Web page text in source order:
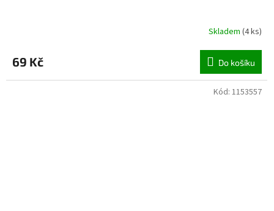
Skladem (4 ks)
69 Kč Do košíku
Kód: 1153557